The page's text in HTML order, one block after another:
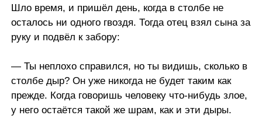
Шло время, и пришёл день, когда в столбе не
осталось ни одного гвоздя. Тогда отец взял сына за
руку и подвёл к забору:
— Ты неплохо справился, но ты видишь, сколько в
столбе дыр? Он уже никогда не будет таким как
прежде. Когда говоришь человеку что-нибудь злое,
у него остаётся такой же шрам, как и эти дыры.